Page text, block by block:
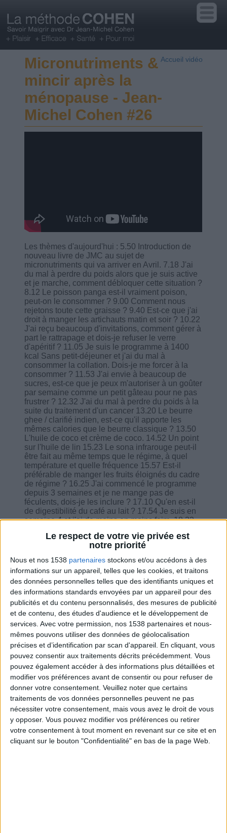
Le respect de votre vie privée est
notre priorité
Nous et nos 1538 partenaires stockons et/ou accédons à des
informations sur un appareil, telles que les cookies, et traitons
des données personnelles telles que des identifiants uniques et
des informations standards envoyées par un appareil pour des
publicités et du contenu personnalisés, des mesures de publicité
et de contenu, des études d'audience et le développement de
services. Avec votre permission, nos 1538 partenaires et nous-
mêmes pouvons utiliser des données de géolocalisation
précises et d’identification par scan d'appareil. En cliquant, vous
pouvez consentir aux traitements décrits précédemment. Vous
pouvez également accéder à des informations plus détaillées et
modifier vos préférences avant de consentir ou pour refuser de
donner votre consentement. Veuillez noter que certains
traitements de vos données personnelles peuvent ne pas
nécessiter votre consentement, mais vous avez le droit de vous
y opposer. Vous pouvez modifier vos préférences ou retirer
votre consentement à tout moment en revenant sur ce site et en
cliquant sur le bouton "Confidentialité" en bas de la page Web.
Accueil vidéo
Micronutriments &
mincir après la
ménopause - Jean-
Michel Cohen #26
Les thèmes d'aujourd'hui : 5.50 Introduction de
nouveau livre de JMC au sujet de
micronutriments qui va arriver en Avril. 7.18 J'ai
du mal à perdre du poids alors que je suis active
et je marche, comment débloquer cette situation ?
8.12 Le poisson panga est-il vraiment poison,
peut-on le consommer ? 9.00 Comment nous
rejetons toute cette graisse ? 9.40 Est-ce que j'ai
droit à manger les artichauts matin et soir ? 10.22
J'ai reçu beaucoup d'invitations, comment gérer à
part le rattrapage et dois-je refuser le verre
d'apéritif ? 11.05 Je suis le programme à 1400
kcal Sans petit-déjeuner et j'ai du mal à
consommer la collation. Dois-je me forcer à la
consommer ? 11.53 J'ai envie à beaucoup de
sucres, est-ce que je peux m'autoriser à un goûter
par semaine comme un petit gâteau pour ne pas
frustrer ? 12.32 J'ai du mal à perdre du poids à la
suite du traitement d'un cancer 13.20 Le beurre
ghee / clarifié indien, est-ce qu'il apporte les
mêmes calories que le beurre classique ? 13.50
L'huile de coco et crème de coco. 14.52 Un point
sur l'huile de lin 15.23 Le sona infrarouge peut-il
être fait au même temps que le régime, à quel
température et quelle fréquence 15.57 Est-il
préférable de manger les fruits éloignés du cadre
de régime ? 16.25 J'ai commencé le programme
depuis 3 semaines et je ne mange pas de
féculents, dois-je les inclure ? 17.10 Qu'en est-il
de digestibilité du café au lait ? 17.54 Je suis en
semaine 4 et j'ai de moins en moins faim. 18.32
de maigrir ? 19.10 Comment considérer la sauce
pickles ? 19.37 Puis-je consommer un baie de
gojie et à la place de quoi ? 20.04 Peut-on
prendre le chewing-gum sans sucre. 20.22 J'ai
une baisse de motivation, je suis en 13ème
semaine et à la 55% de ma perte de poids. 21.15
Est-il conseillé de manger cru ? 21.50 Que
penser aux sucrettes à la saccharine ? 22.07
J'utilise des graines germées que je fais moi-
même dans mes salades. 22.32 Puis-je utiliser
de l'antésite ou du pulco citron ? 23.40 Combien
de kilos à perdre par mois ? 24.06 Puis-je
remplacer la matière grasse par de l'avocat ?
24.36 Comment éviter une stagnation après un
accident cardiac ? 25.05 Que penser sur le
complément Anaca3 et sur les bonbons Anaca3 ?
25.30 Quand on va au restaurant japonais, faut-il
rattraper par la suite si on suit la formule
conseillé. 26.07 Je fais un apéro avec radis,
tomates, et surimi, dois-je réduire quelque choses
par la suite ? 26.31 Puis-je manger de féculent à
la place de la viande le soir ? 27.09 Comment
installer un programme d'activité physique quand